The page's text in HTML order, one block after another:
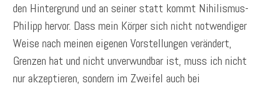
den Hintergrund und an seiner statt kommt Nihilismus-
Philipp hervor. Dass mein Körper sich nicht notwendiger
Weise nach meinen eigenen Vorstellungen verändert,
Grenzen hat und nicht unverwundbar ist, muss ich nicht
nur akzeptieren, sondern im Zweifel auch bei